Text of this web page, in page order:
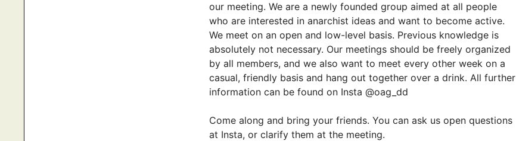
our meeting. We are a newly founded group aimed at all people
who are interested in anarchist ideas and want to become active.
We meet on an open and low-level basis. Previous knowledge is
absolutely not necessary. Our meetings should be freely organized
by all members, and we also want to meet every other week on a
casual, friendly basis and hang out together over a drink. All further
information can be found on Insta @oag_dd
Come along and bring your friends. You can ask us open questions
at Insta, or clarify them at the meeting.